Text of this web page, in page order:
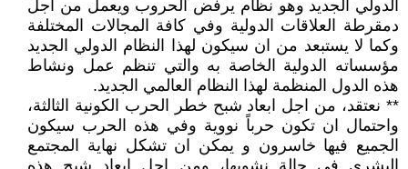
الدولي الجديد وهو نظام يرفض الحروب ويعمل من اجل
دمقرطة العلاقات الدولية وفي كافة المجالات المختلفة
وكما لا يستبعد من ان سيكون لهذا النظام الدولي الجديد
مؤسساته الدولية الخاصة به والتي تنظم عمل ونشاط
هذه الدول المنظمة لهذا النظام العالمي الجديد.
** نعتقد، من اجل ابعاد شبح خطر الحرب الكونية الثالثة،
واحتمال ان تكون حرباً نووية وفي هذه الحرب سيكون
الجميع فيها خاسرون و يمكن ان تشكل نهاية المجتمع